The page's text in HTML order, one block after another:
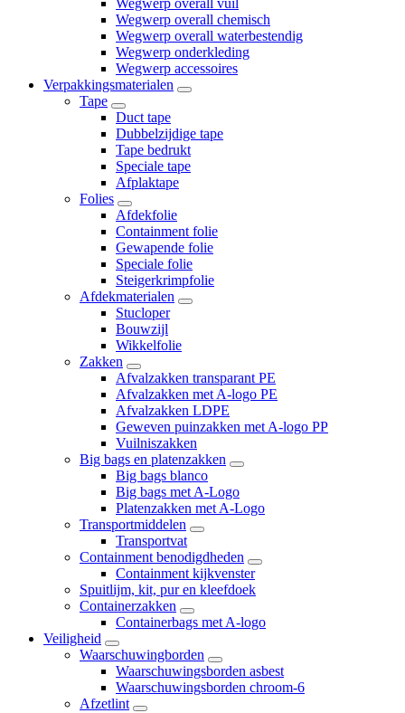
Wegwerp overall vuil
Wegwerp overall chemisch
Wegwerp overall waterbestendig
Wegwerp onderkleding
Wegwerp accessoires
Verpakkingsmaterialen
Tape
Duct tape
Dubbelzijdige tape
Tape bedrukt
Speciale tape
Afplaktape
Folies
Afdekfolie
Containment folie
Gewapende folie
Speciale folie
Steigerkrimpfolie
Afdekmaterialen
Stucloper
Bouwzijl
Wikkelfolie
Zakken
Afvalzakken transparant PE
Afvalzakken met A-logo PE
Afvalzakken LDPE
Geweven puinzakken met A-logo PP
Vuilniszakken
Big bags en platenzakken
Big bags blanco
Big bags met A-Logo
Platenzakken met A-Logo
Transportmiddelen
Transportvat
Containment benodigdheden
Containment kijkvenster
Spuitlijm, kit, pur en kleefdoek
Containerzakken
Containerbags met A-logo
Veiligheid
Waarschuwingborden
Waarschuwingsborden asbest
Waarschuwingsborden chroom-6
Afzetlint